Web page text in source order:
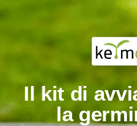
Il kit di
la